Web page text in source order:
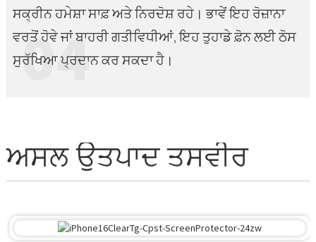
ਸਕ੍ਰੀਨ ਹਮੇਸ਼ਾ ਸਾਫ਼ ਅਤੇ ਨਿਰਦੋਸ਼ ਰਹੇ। ਭਾਵੇਂ ਇਹ ਰੋਜ਼ਾਨਾ
ਵਰਤੋਂ ਹੋਵੇ ਜਾਂ ਬਾਹਰੀ ਗਤੀਵਿਧੀਆਂ, ਇਹ ਤੁਹਾਡੇ ਫ਼ੋਨ ਲਈ ਠੋਸ
ਸੁਰੱਖਿਆ ਪ੍ਰਦਾਨ ਕਰ ਸਕਦਾ ਹੈ।
04
ਅਸਲ ਉਤਪਾਦ ਤਸਵੀਰ